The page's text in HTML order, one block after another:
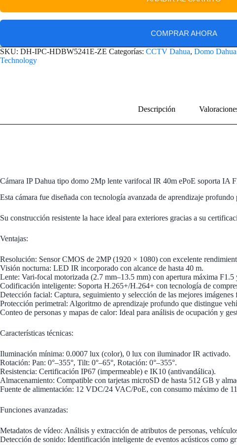
COMPRAR AHORA
SKU: DH-IPC-HDBW5241E-ZE Categorías: CCTV Dahua, Domo Dahua
Technology
Descripción
Cámara IP Dahua tipo domo 2Mp lente varifocal IR 40m ePoE soporta IA
Esta cámara fue diseñada con tecnología avanzada de aprendizaje
Su construcción resistente la hace ideal para exteriores gracias a su
Ventajas:
Resolución: Sensor CMOS de 2MP (1920 × 1080) con excelente
Visión nocturna: LED IR incorporado con alcance de hasta 40 m.
Lente: Vari-focal motorizada (2.7 mm–13.5 mm) con apertura máxima
Codificación inteligente: Soporta H.265+/H.264+ con tecnología de
Detección facial: Captura, seguimiento y selección de las mejores
Protección perimetral: Algoritmo de aprendizaje profundo que distingue
Conteo de personas y mapas de calor: Ideal para análisis de ocupación y
Características técnicas:
Iluminación mínima: 0.0007 lux (color), 0 lux con iluminador IR activado.
Rotación: Pan: 0°–355°, Tilt: 0°–65°, Rotación: 0°–355°.
Resistencia: Certificación IP67 (impermeable) e IK10 (antivandálica).
Almacenamiento: Compatible con tarjetas microSD de hasta 512 GB y
Fuente de alimentación: 12 VDC/24 VAC/PoE, con consumo máximo de
Funciones avanzadas:
Metadatos de vídeo: Análisis y extracción de atributos de personas,
Detección de sonido: Identificación inteligente de eventos acústicos como